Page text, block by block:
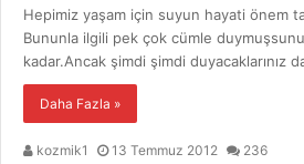
Hepimiz yaşam için suyun hayati önem
Bununla ilgili pek çok cümle
kadar.Ancak şimdi şimdi duyacaklarınız
Daha Fazla »
kozmik1 13 Temmuz 2012 236